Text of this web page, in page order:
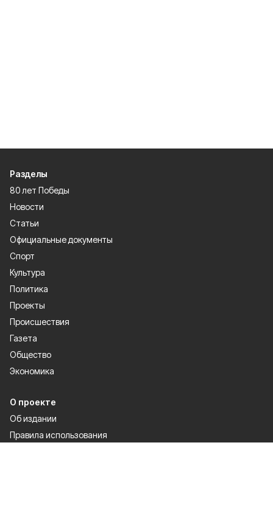
Разделы
80 лет Победы
Новости
Статьи
Официальные документы
Спорт
Культура
Политика
Проекты
Происшествия
Газета
Общество
Экономика
О проекте
Об издании
Правила использования